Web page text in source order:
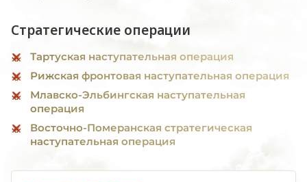
Стратегические операции
Тартуская наступательная операция
Рижская фронтовая наступательная операция
Млавско-Эльбингская наступательная
операция
Восточно-Померанская стратегическая
наступательная операция